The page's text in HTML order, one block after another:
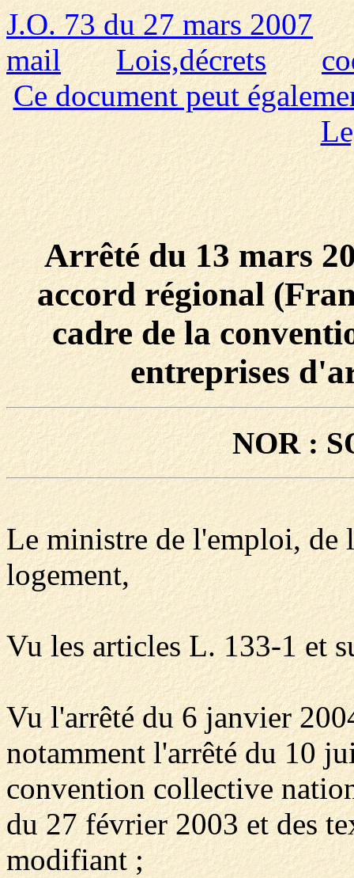
J.O. 73 du 27 mars 2007
mail
Lois,décrets
Ce document peut
Arrêté du 13 mars
accord régional
cadre de la
entreprises
NOR :
Le ministre de l'emploi, de
logement,
Vu les articles L. 133-1 et
Vu l'arrêté du 6 janvier
notamment l'arrêté du 10
convention collective
du 27 février 2003 et des
modifiant ;